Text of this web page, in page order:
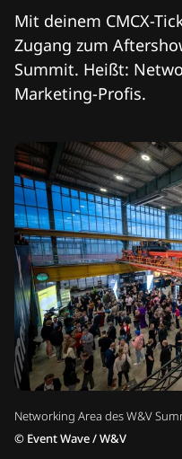
Networking Area des W&V
© Event Wave / W&V
Mit deinem CMCX-
Zugang zum
Summit. Heißt:
Marketing-Profis.